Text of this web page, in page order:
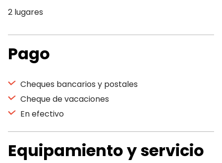
2 lugares
Pago
Cheques bancarios y postales
Cheque de vacaciones
En efectivo
Equipamiento y servicio